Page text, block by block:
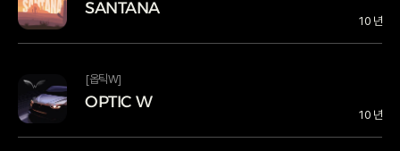
SANTANA
SANTANA SANTANA
10 년
[옵틱W]
OPTIC W
OPTIC W OPTIC W
10 년